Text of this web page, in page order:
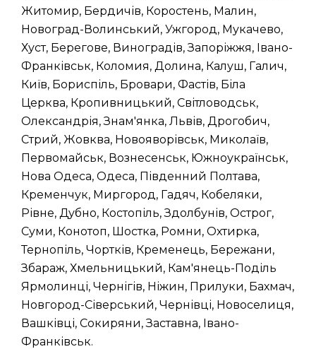
Житомир, Бердичів, Коростень, Малин,
Новоград-Волинський, Ужгород, Мукачево,
Хуст, Берегове, Виноградів, Запоріжжя, Івано-
Франківськ, Коломия, Долина, Калуш, Галич,
Київ, Бориспіль, Бровари, Фастів, Біла
Церква, Кропивницький, Світловодськ,
Олександрія, Знам'янка, Львів, Дрогобич,
Стрий, Жовква, Новояворівськ, Миколаїв,
Первомайськ, Вознесенськ, Южноукраїнськ,
Нова Одеса, Одеса, Південний Полтава,
Кременчук, Миргород, Гадяч, Кобеляки,
Рівне, Дубно, Костопіль, Здолбунів, Острог,
Суми, Конотоп, Шостка, Ромни, Охтирка,
Тернопіль, Чортків, Кременець, Бережани,
Збараж, Хмельницький, Кам'янець-Поділь
Ярмолинці, Чернігів, Ніжин, Прилуки, Бахмач,
Новгород-Сіверський, Чернівці, Новоселиця,
Вашківці, Сокиряни, Заставна, Івано-
Франківськ.